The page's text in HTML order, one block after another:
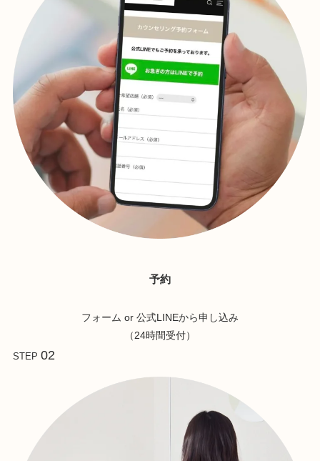
予約
フォーム or 公式LINEから申し込み
（24時間受付）
STEP 02